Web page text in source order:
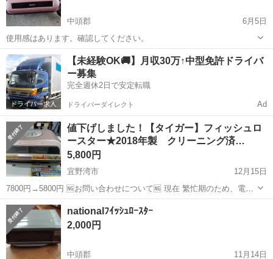
中頭郡
6月5日
使用感はあります。確認してください。
沖縄 中頭郡 キッチン家電 ロースター
【未経験OK🚚】月収30万↑中型免許ドライバ
ー募集
完全週休2日で安定転職
ドライバーダイレクト Ad
値下げしました！【タイガー】フィッシュロ
ースター★2018年製 クリーニング済…
5,800円
宜野湾市
12月15日
7800円→5800円 🆖お問い合わせについて🆖 現在 繁忙期のため、電話
でのお問い合わせはお控えください。 ❌⚠お取り置き不可⚠❌ ご来店
いただき、全額決済していただいたお客様を優先としております。 お
取り置き、保管...
沖縄 宜野湾市 キッチン家電
nationalﾌｲｯｼｭﾛｰｽﾀｰ
2,000円
中頭郡 11月14日